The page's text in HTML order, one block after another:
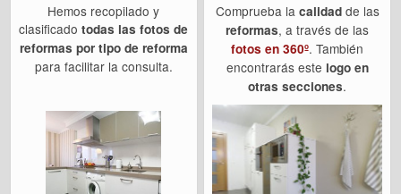
Hemos recopilado y
clasificadotodas las fotos de
reformas por tipo de reforma
para facilitar la consulta.
Comprueba la calidadde las
reformas, a través de las
fotos en 360º. También
encontrarás este logo en
otras secciones.